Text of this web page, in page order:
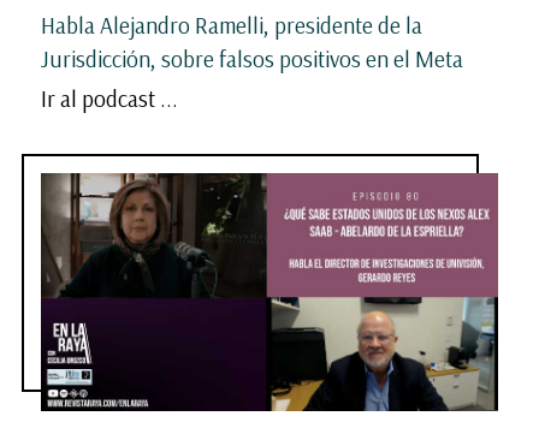
Habla Alejandro Ramelli, presidente de la
Jurisdicción, sobre falsos positivos en el Meta
Ir al podcast ...